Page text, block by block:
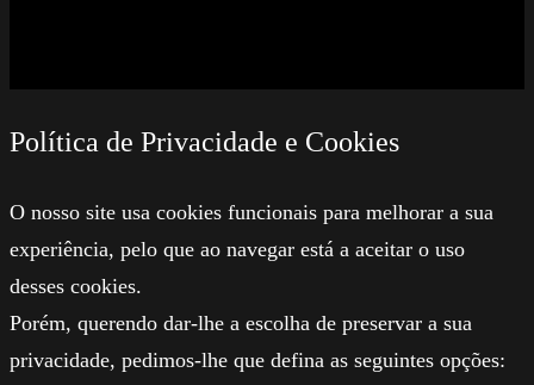
Guardar o meu nome, email e site neste navegador para
a próxima vez que eu comentar.